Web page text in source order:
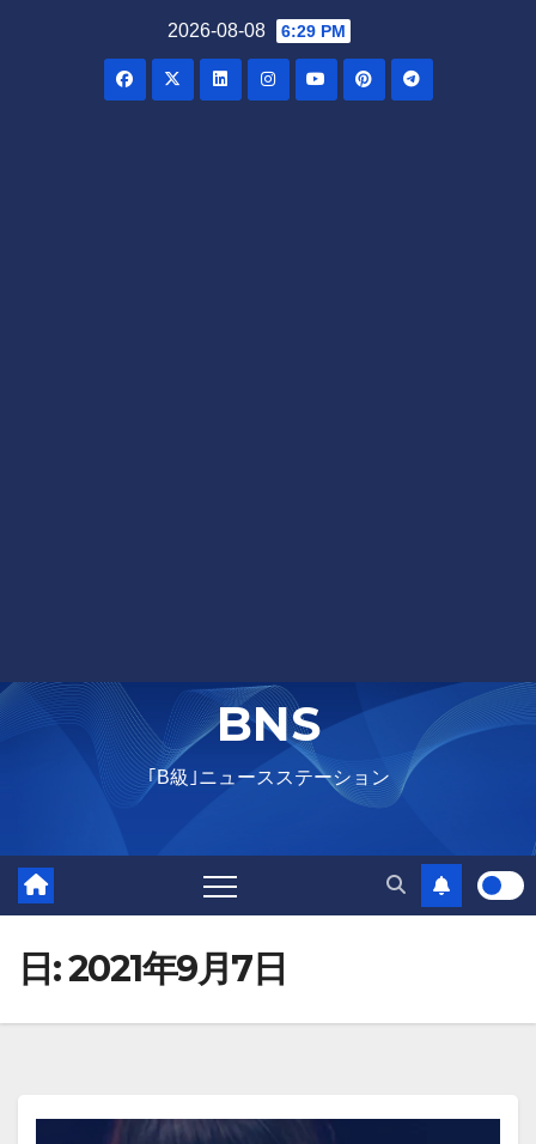
2026-08-08 6:29 PM
BNS
｢B級｣ニュースステーション
日:2021年9月7日